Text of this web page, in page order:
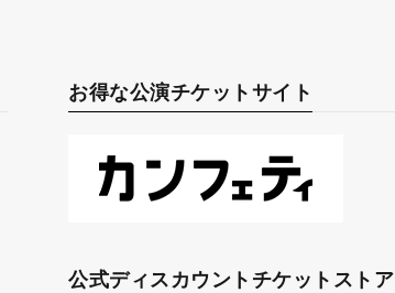
お得な公演チケットサイト
公式ディスカウントチケットストア